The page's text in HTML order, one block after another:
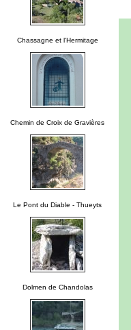
Chassagne et l'Hermitage
Chemin de Croix de Gravières
Le Pont du Diable - Thueyts
Dolmen de Chandolas